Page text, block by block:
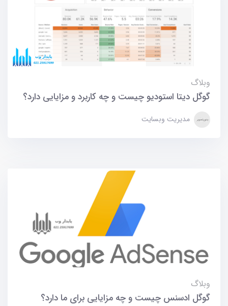
وبلاگ
گوگل دیتا استودیو چیست و چه کاربرد و مزایایی دارد؟
مدیریت وبسایت
وبلاگ
گوگل ادسنس چیست و چه مزایایی برای ما دارد؟